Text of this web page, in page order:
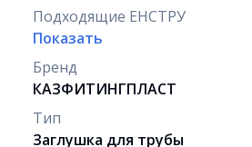
Подходящие ЕНСТРУ
Показать
Бренд
КАЗФИТИНГПЛАСТ
Тип
Заглушка для трубы